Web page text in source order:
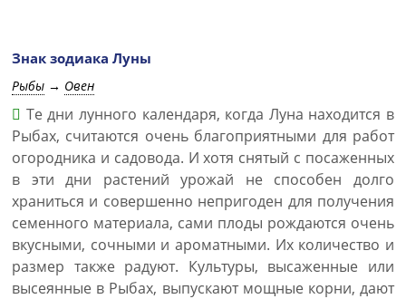
Знак зодиака Луны
Рыбы → Овен
Те дни лунного календаря, когда Луна находится в
Рыбах, считаются очень благоприятными для работ
огородника и садовода. И хотя снятый с посаженных
в эти дни растений урожай не способен долго
храниться и совершенно непригоден для получения
семенного материала, сами плоды рождаются очень
вкусными, сочными и ароматными. Их количество и
размер также радуют. Культуры, высаженные или
высеянные в Рыбах, выпускают мощные корни, дают